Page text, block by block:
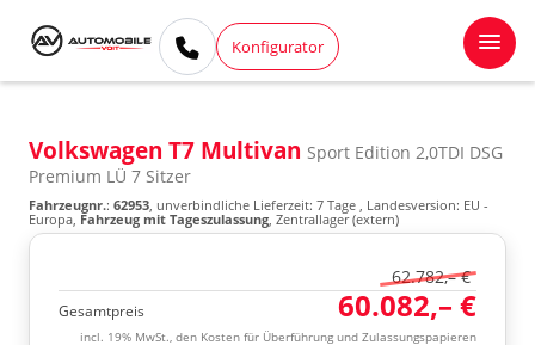
Konfigurator
Volkswagen T7 Multivan Sport Edition 2,0TDI DSG
Premium LÜ 7 Sitzer
Fahrzeugnr.: 62953, unverbindliche Lieferzeit: 7 Tage , Landesversion: EU -
Europa, Fahrzeug mit Tageszulassung, Zentrallager (extern)
62.782,– €
Gesamtpreis 60.082,– €
incl. 19% MwSt., den Kosten für Überführung und Zulassungspapieren